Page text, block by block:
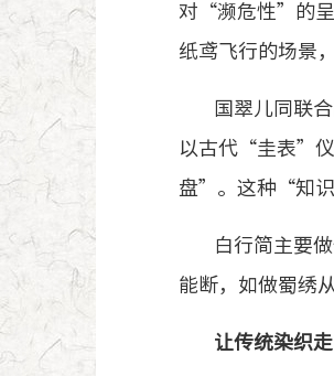
对“濒危性”的呈
纸鸢飞行的场景
国翠儿同联
以古代“圭表”仪
盘”。这种“知识
白行简主要
能断，如做蜀绣
让传统染织